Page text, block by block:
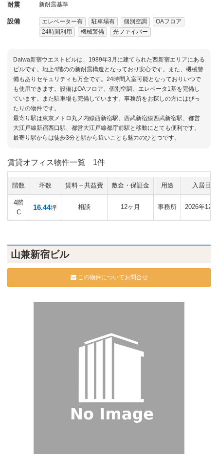
耐震 新耐震基準
設備 エレベーター有 駐車場有 個別空調
OAフロア
24時間利用
機械警備 光ファイバー
Daiwa新宿ウエストビルは、1989年3月に建てられた西新宿エリアにある
ビルです。地上4階のの新耐震構造となっており安心です。また、機械警
備もありセキュリティも万全です。24時間入室可能となっておりいつで
も使用できます。設備はOAフロア、個別空調、エレベータ1基を完備し
ています。また駐車場も完備しています。事務所をお探しの方にはぴっ
たりの物件です。
最寄り駅は東京メトロ丸ノ内線西新宿駅、西武新宿線西武新宿駅、都営
大江戸線新宿西口駅、都営大江戸線都庁前駅と移動にとても便利です。
最寄り駅からは徒歩3分と駅から近いことも魅力のひとつです。
賃貸オフィス物件一覧 1件
階数 坪数 賃料＋共益費 敷金・保証金 用途 入居日
4階
C
16.44坪 相談 12ヶ月 事務所 2026年12月
山兼新宿ビル
この物件についてお問合せ